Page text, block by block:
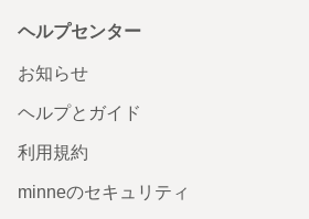
ヘルプセンター
お知らせ
ヘルプとガイド
利用規約
minneのセキュリティ